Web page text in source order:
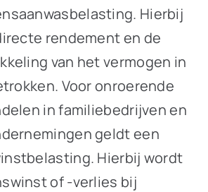
Hierbij
rendement en de
van het vermogen in
Voor onroerende
in familiebedrijven en
geldt een
Hierbij wordt
of -verlies bij